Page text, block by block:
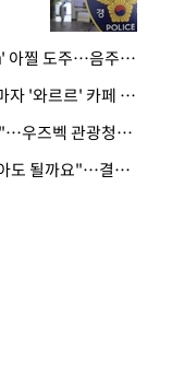
· 정차 불응하고 '시속 165㎞' 아찔 도주…음주운전자 체포
· "하마터면"…영업 끝나자마자 '와르르' 카페 테라스 덮친 대리석 외벽
· "음료 한 캔에 1만1000원?"…우즈벡 관광청까지 나섰다, 유튜버 폭로 후폭풍
· "300만원 보낸 전 남친, 받아도 될까요"…결혼 앞둔 예비신부의 뜻밖 고충